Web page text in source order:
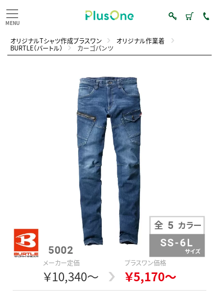
オリジナルTシャツ作成プラスワン オリジナル作業着
BURTLE（バートル） カーゴパンツ
メーカー定価
￥10,340～
プラスワン価格
￥5,170～